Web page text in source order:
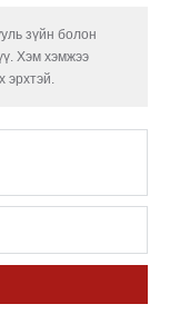
зүйн болон
Хэм хэмжээ
эрхтэй.